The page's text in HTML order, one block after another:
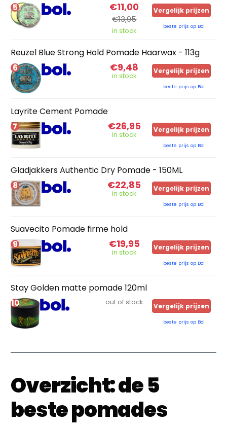
5 €11,00
€13,95
in stock
Vergelijk prijzen
beste prijs op Bol
Reuzel Blue Strong Hold Pomade Haarwax - 113g
6 €9,48
in stock
Vergelijk prijzen
beste prijs op Bol
Layrite Cement Pomade
7 €26,95
in stock
Vergelijk prijzen
beste prijs op Bol
Gladjakkers Authentic Dry Pomade - 150ML
8 €22,85
in stock
Vergelijk prijzen
beste prijs op Bol
Suavecito Pomade firme hold
9 €19,95
in stock
Vergelijk prijzen
beste prijs op Bol
Stay Golden matte pomade 120ml
10 out of stock Vergelijk prijzen
beste prijs op Bol
Overzicht: de 5
beste pomades